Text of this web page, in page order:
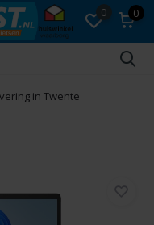
0 0
in Twente